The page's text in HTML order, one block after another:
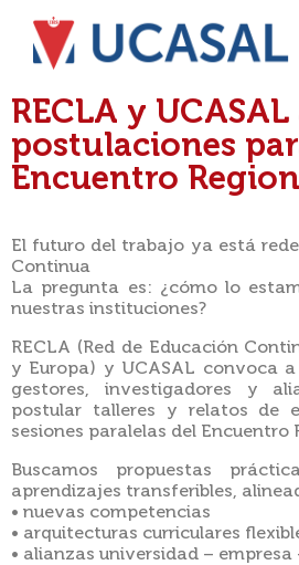
RECLA y
postulaciones
Encuentro
El futuro del trabajo ya está
Continua
La pregunta es: ¿cómo lo
nuestras instituciones?
RECLA (Red de Educación
y Europa) y UCASAL convoca
gestores, investigadores y
postular talleres y relatos de
sesiones paralelas del Encuentro
Buscamos propuestas
aprendizajes transferibles,
• nuevas competencias
• arquitecturas curriculares
• alianzas universidad – empresa